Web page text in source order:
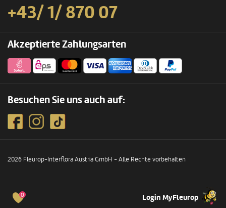
0 Login MyFleurop
+43/ 1/ 870 07
Akzeptierte Zahlungsarten
Besuchen Sie uns auch auf:
2026 Fleurop-Interflora Austria GmbH - Alle Rechte vorbehalten